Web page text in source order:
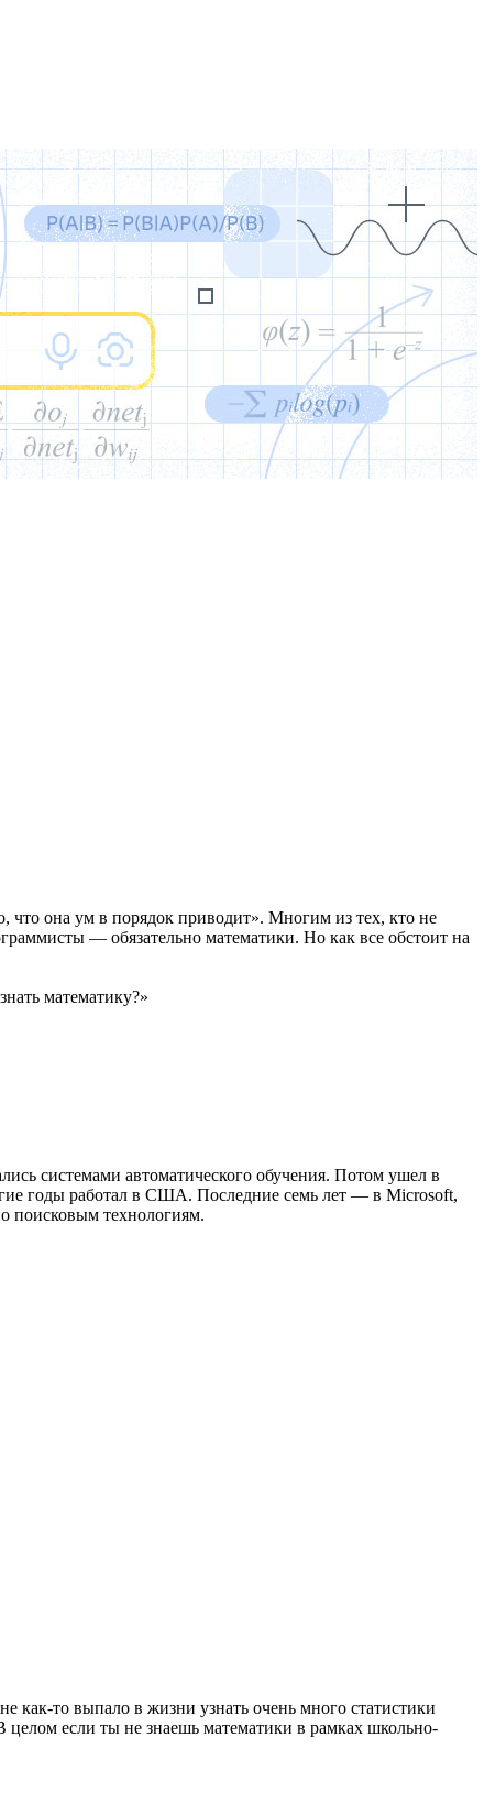
что она ум в порядок приводит». Многим из тех, кто не
— обязательно математики. Но как все обстоит на
математику?»
системами автоматического обучения. Потом ушел в
годы работал в США. Последние семь лет — в Microsoft,
поисковым технологиям.
как-то выпало в жизни узнать очень много статистики
целом если ты не знаешь математики в рамках школьно-